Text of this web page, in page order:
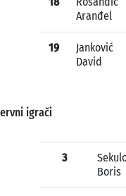
Aranđel
19
Janković
David
igrači
3
Boris